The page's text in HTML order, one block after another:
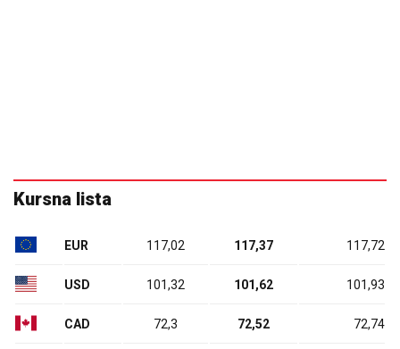
Kursna lista
EUR 117,02 117,37 117,72
USD 101,32 101,62 101,93
CAD 72,3 72,52 72,74